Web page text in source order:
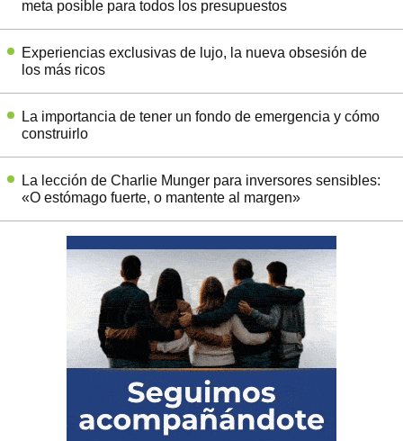
meta posible para todos los presupuestos
Experiencias exclusivas de lujo, la nueva obsesión de
los más ricos
La importancia de tener un fondo de emergencia y cómo
construirlo
La lección de Charlie Munger para inversores sensibles:
«O estómago fuerte, o mantente al margen»